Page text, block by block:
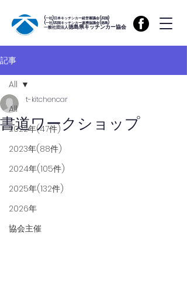
(一社)日本キッチンカー経営審議会(四国)
(一社)四国キッチンカー連携協議会(徳島)
一般社団法人徳島県キッチンカー協会
記事
All
2022年(47件)
2023年(88件)
2024年(105件)
2025年(132件)
2026年
協会主催
All
書道ワークショップ
t-kitchencar